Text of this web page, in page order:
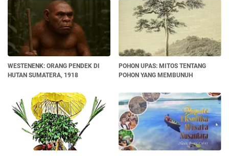
WESTENENK: ORANG PENDEK DI
HUTAN SUMATERA, 1918
POHON UPAS: MITOS TENTANG
POHON YANG MEMBUNUH